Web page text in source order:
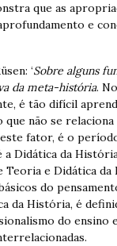
que as
e
‘Sobre alguns
da meta-história.
é tão difícil
não se relaciona
fator, é o
Didática da
Teoria e Didática
do
da História, é
do ensino